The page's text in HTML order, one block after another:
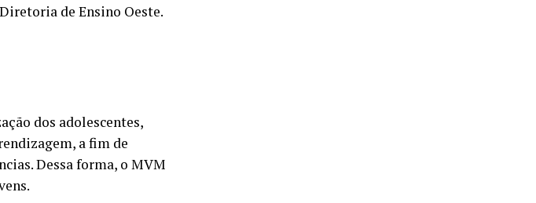
de Ensino Oeste.
dos adolescentes,
a fim de
Dessa forma, o MVM